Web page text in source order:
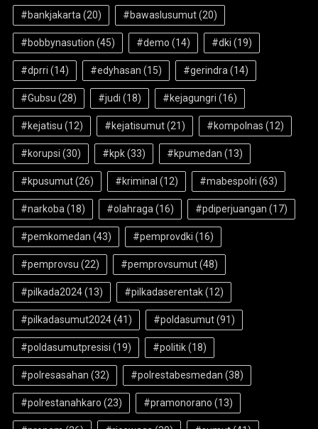
#bankjakarta(20) #bawaslusumut(20)
#bobbynasution (45) #demo (14) #dki (19)
#dprri (14) #edyhasan (15) #gerindra(14)
#Gubsu (28) #judi (18) #kejagungri (16)
#kejatisu (12) #kejatisumut(21) #kompolnas (12)
#korupsi (30) #kpk(33) #kpumedan (13)
#kpusumut(26) #kriminal (12) #mabespolri (63)
#narkoba(18) #olahraga(16) #pdiperjuangan (17)
#pemkomedan (43) #pemprovdki (16)
#pemprovsu (22) #pemprovsumut(48)
#pilkada2024(13) #pilkadaserentak(12)
#pilkadasumut2024(41) #poldasumut(91)
#poldasumutpresisi (19) #politik(18)
#polresasahan (32) #polrestabesmedan (38)
#polrestanahkaro (23) #pramonorano (13)